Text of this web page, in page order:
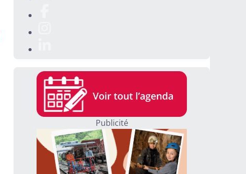
Publicité